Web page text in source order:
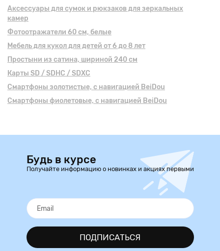
Аксессуары для сумок и рюкзаков для зеркальных
камер
Фотоотражатели 60 см, белые
Мебель для кукол для детей от 6 до 8 лет
Простыни из сатина, шириной 240 см
Карты SD / SDHC / SDXC
Смартфоны золотистые, с навигацией BeiDou
Смартфоны фиолетовые, с навигацией BeiDou
Будь в курсе
Получайте информацию о новинках и акциях первыми
ПОДПИСАТЬСЯ